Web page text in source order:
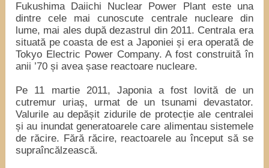
Fukushima Daiichi Nuclear Power Planteste una
dintre cele mai cunoscute centrale nucleare din
lume, mai ales după dezastrul din 2011. Centrala era
situată pe coasta de est a Japoniei și era operată de
Tokyo Electric Power Company. A fost construită în
anii ’70 și avea șase reactoare nucleare.
Pe 11 martie 2011, Japonia a fost lovită de un
cutremur uriaș, urmat de un tsunami devastator.
Valurile au depășit zidurile de protecție ale centralei
și au inundat generatoarele care alimentau sistemele
de răcire. Fără răcire, reactoarele au început să se
supraîncălzească.